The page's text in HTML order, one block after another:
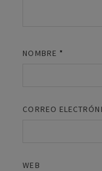
NOMBRE *
CORREO
WEB